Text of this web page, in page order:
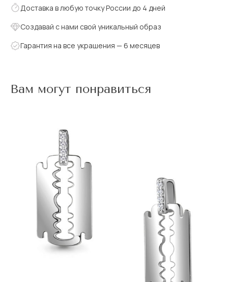
Доставка в любую точку России до 4 дней
Создавай с нами свой уникальный образ
Гарантия на все украшения — 6 месяцев
Вам могут понравиться